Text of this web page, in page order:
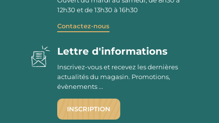
12h30 et de 13h30 à 16h30
Contactez-nous
Lettre d'informations
Inscrivez-vous et recevez les dernières
actualités du magasin. Promotions,
évènements ...
INSCRIPTION